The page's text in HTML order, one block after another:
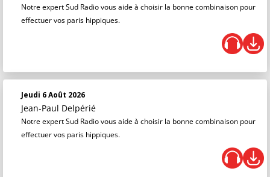
Notre expert Sud Radio vous aide à choisir la bonne combinaison pour
effectuer vos paris hippiques.
Jeudi 6 Août 2026
Jean-Paul Delpérié
Notre expert Sud Radio vous aide à choisir la bonne combinaison pour
effectuer vos paris hippiques.